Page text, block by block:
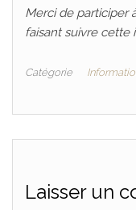
Merci de participer
faisant suivre cette
Catégorie
Laisser un